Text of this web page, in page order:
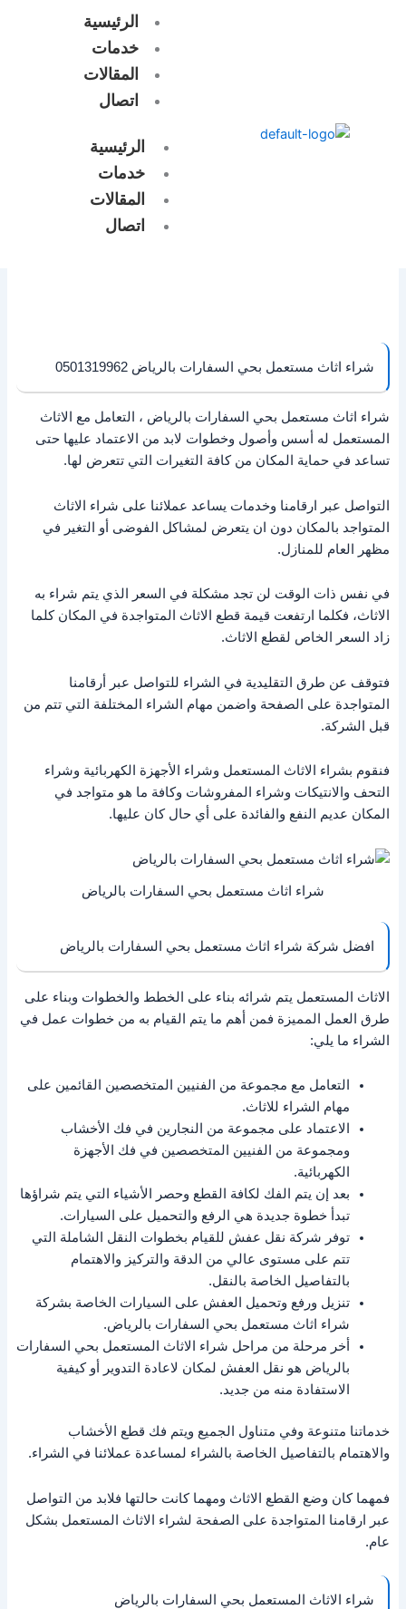
الرئيسية
خدمات
المقالات
اتصال
الرئيسية
خدمات
المقالات
اتصال
شراء اثاث مستعمل بحي السفارات بالرياض 0501319962
شراء اثاث مستعمل بحي السفارات بالرياض ، التعامل مع الاثاث
المستعمل له أسس وأصول وخطوات لابد من الاعتماد عليها حتى
تساعد في حماية المكان من كافة التغيرات التي تتعرض لها.
التواصل عبر ارقامنا وخدمات يساعد عملائنا على شراء الاثاث
المتواجد بالمكان دون ان يتعرض لمشاكل الفوضى أو التغير في
مظهر العام للمنازل.
في نفس ذات الوقت لن تجد مشكلة في السعر الذي يتم شراء به
الاثاث، فكلما ارتفعت قيمة قطع الاثاث المتواجدة في المكان كلما
زاد السعر الخاص لقطع الاثاث.
فتوقف عن طرق التقليدية في الشراء للتواصل عبر أرقامنا
المتواجدة على الصفحة واضمن مهام الشراء المختلفة التي تتم من
قبل الشركة.
فنقوم بشراء الاثاث المستعمل وشراء الأجهزة الكهربائية وشراء
التحف والانتيكات وشراء المفروشات وكافة ما هو متواجد في
المكان عديم النفع والفائدة على أي حال كان عليها.
شراء اثاث مستعمل بحي السفارات بالرياض
افضل شركة شراء اثاث مستعمل بحي السفارات بالرياض
الاثاث المستعمل يتم شرائه بناء على الخطط والخطوات وبناء على
طرق العمل المميزة فمن أهم ما يتم القيام به من خطوات عمل في
الشراء ما يلي:
التعامل مع مجموعة من الفنيين المتخصصين القائمين على
مهام الشراء للاثاث.
الاعتماد على مجموعة من النجارين في فك الأخشاب
ومجموعة من الفنيين المتخصصين في فك الأجهزة
الكهربائية.
بعد إن يتم الفك لكافة القطع وحصر الأشياء التي يتم شراؤها
تبدأ خطوة جديدة هي الرفع والتحميل على السيارات.
توفر شركة نقل عفش للقيام بخطوات النقل الشاملة التي
تتم على مستوى عالي من الدقة والتركيز والاهتمام
بالتفاصيل الخاصة بالنقل.
تنزيل ورفع وتحميل العفش على السيارات الخاصة بشركة
شراء اثاث مستعمل بحي السفارات بالرياض.
أخر مرحلة من مراحل شراء الاثاث المستعمل بحي السفارات
بالرياض هو نقل العفش لمكان لاعادة التدوير أو كيفية
الاستفادة منه من جديد.
خدماتنا متنوعة وفي متناول الجميع ويتم فك قطع الأخشاب
والاهتمام بالتفاصيل الخاصة بالشراء لمساعدة عملائنا في الشراء.
فمهما كان وضع القطع الاثاث ومهما كانت حالتها فلابد من التواصل
عبر ارقامنا المتواجدة على الصفحة لشراء الاثاث المستعمل بشكل
عام.
شراء الاثاث المستعمل بحي السفارات بالرياض